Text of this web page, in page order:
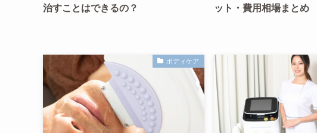
治すことはできるの？
ット・費用相場まとめ
ボディケア